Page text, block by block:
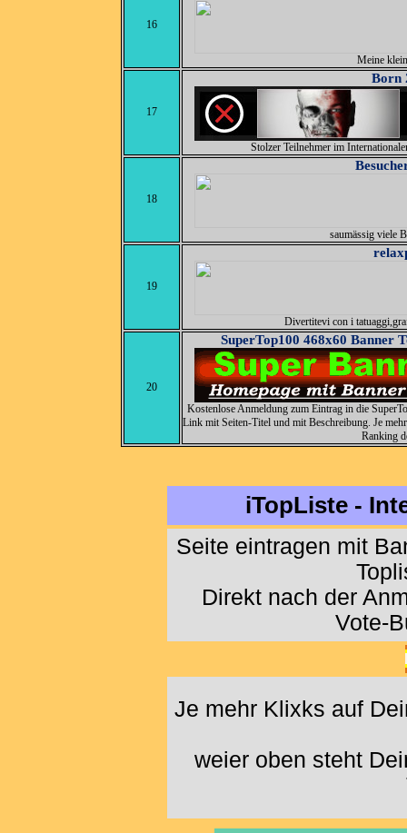
16
Meine
17
Born
Stolzer Teilnehmer im
18
saumässig viele
19
Divertitevi con i
20
SuperTop100 468x60 Banner
Kostenlose Anmeldung zum Eintrag in die
Link mit Seiten-Titel und mit Beschreibung. Je
Ranking
iTopListe -
Seite eintragen mit
Direkt nach der
Vote-
Je mehr Klixks auf
weier oben steht